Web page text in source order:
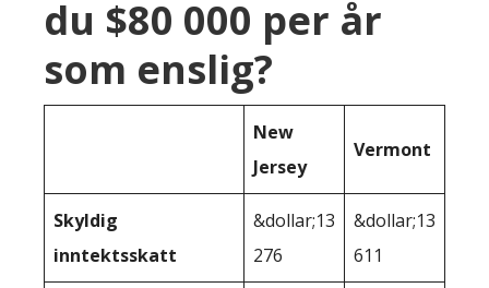
du $80 000 per år
som enslig?
New
Jersey
Vermont
Skyldig
inntektsskatt
&dollar;13
276
&dollar;13
611